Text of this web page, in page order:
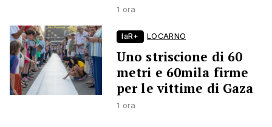
1 ora
laR+ LOCARNO
Uno striscione di 60
metri e 60mila firme
per le vittime di Gaza
1 ora